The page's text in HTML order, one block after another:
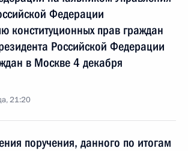
Федерации
конституционных прав граждан
Российской Федерации
в Москве 4 декабря
21:20
поручения, данного по итогам